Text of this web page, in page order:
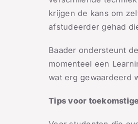
krijgen de kans om
afstudeerder gehad
Baader ondersteunt
momenteel een
wat erg gewaardeerd
Tips voor